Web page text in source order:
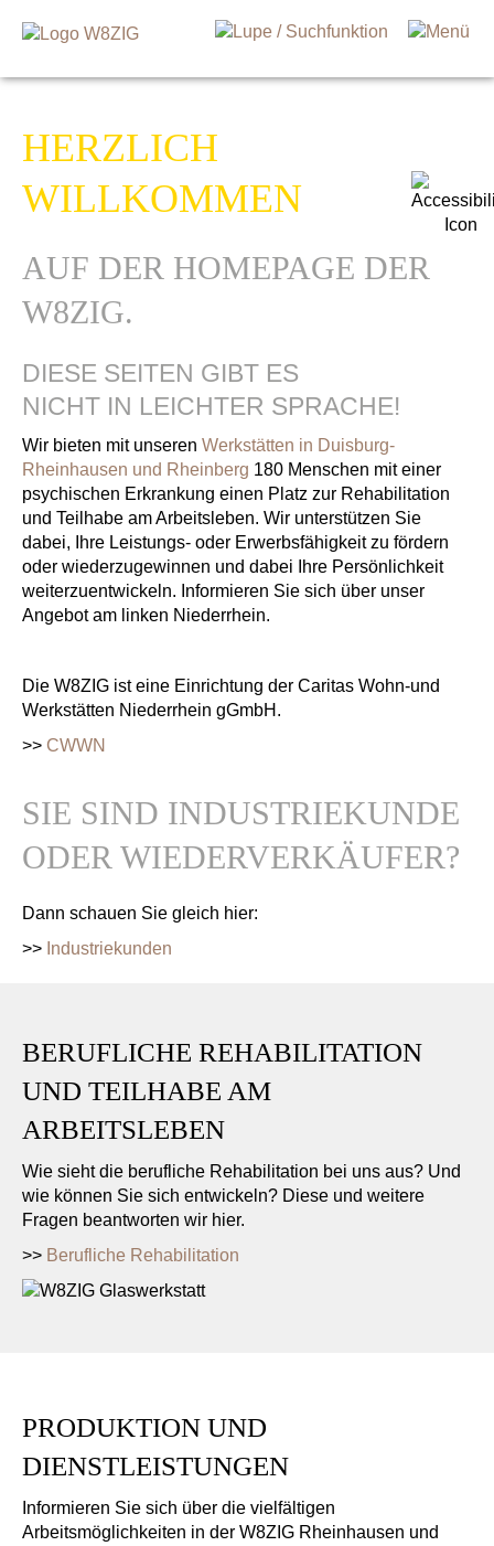
HERZLICH
WILLKOMMEN
AUF DER HOMEPAGE DER
W8ZIG.
DIESE SEITEN GIBT ES
NICHT IN LEICHTER SPRACHE!
Wir bieten mit unseren Werkstätten in Duisburg-
Rheinhausen und Rheinberg 180 Menschen mit einer
psychischen Erkrankung einen Platz zur Rehabilitation
und Teilhabe am Arbeitsleben. Wir unterstützen Sie
dabei, Ihre Leistungs- oder Erwerbsfähigkeit zu fördern
oder wiederzugewinnen und dabei Ihre Persönlichkeit
weiterzuentwickeln. Informieren Sie sich über unser
Angebot am linken Niederrhein.
Die W8ZIG ist eine Einrichtung der Caritas Wohn-und
Werkstätten Niederrhein gGmbH.
>> CWWN
SIE SIND INDUSTRIEKUNDE
ODER WIEDERVERKÄUFER?
Dann schauen Sie gleich hier:
>> Industriekunden
BERUFLICHE REHABILITATION
UND TEILHABE AM
ARBEITSLEBEN
Wie sieht die berufliche Rehabilitation bei uns aus? Und
wie können Sie sich entwickeln? Diese und weitere
Fragen beantworten wir hier.
>> Berufliche Rehabilitation
PRODUKTION UND
DIENSTLEISTUNGEN
Informieren Sie sich über die vielfältigen
Arbeitsmöglichkeiten in der W8ZIG Rheinhausen und